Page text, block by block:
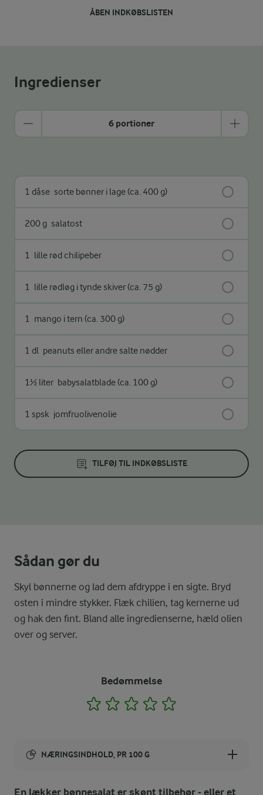
ÅBEN INDKØBSLISTEN
Ingredienser
6 portioner
1 dåse sorte bønner i lage (ca. 400 g)
200 g salatost
1 lille rød chilipeber
1 lille rødløg i tynde skiver (ca. 75 g)
1 mango i tern (ca. 300 g)
1 dl peanuts eller andre salte nødder
1½ liter babysalatblade (ca. 100 g)
1 spsk jomfruolivenolie
TILFØJ TIL INDKØBSLISTE
Sådan gør du
Skyl bønnerne og lad dem afdryppe i en sigte. Bryd
osten i mindre stykker. Flæk chilien, tag kernerne ud
og hak den fint. Bland alle ingredienserne, hæld olien
over og server.
Bedømmelse
1 2 3 4
NÆRINGSINDHOLD, PR 100 G
En lækker bønnesalat er skønt tilbehør - eller et